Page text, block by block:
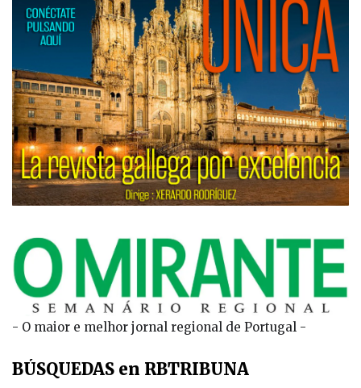
- O maior e melhor jornal regional de Portugal -
BÚSQUEDAS en RBTRIBUNA